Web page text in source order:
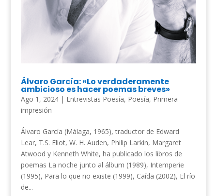
Álvaro García: «Lo verdaderamente
ambicioso es hacer poemas breves»
Ago 1, 2024| Entrevistas Poesía, Poesía, Primera
impresión
Álvaro García (Málaga, 1965), traductor de Edward
Lear, T.S. Eliot, W. H. Auden, Philip Larkin, Margaret
Atwood y Kenneth White, ha publicado los libros de
poemas La noche junto al álbum (1989), Intemperie
(1995), Para lo que no existe (1999), Caída (2002), El río
de...